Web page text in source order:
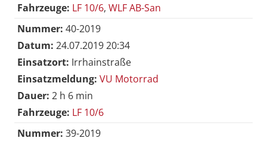
Fahrzeuge: LF 10/6, WLF AB-San
Nummer: 40-2019
Datum: 24.07.2019 20:34
Einsatzort: Irrhainstraße
Einsatzmeldung: VU Motorrad
Dauer: 2 h 6 min
Fahrzeuge: LF 10/6
Nummer: 39-2019